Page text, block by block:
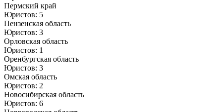
Пермский край
Юристов: 5
Пензенская область
Юристов: 3
Орловская область
Юристов: 1
Оренбургская область
Юристов: 3
Омская область
Юристов: 2
Новосибирская область
Юристов: 6